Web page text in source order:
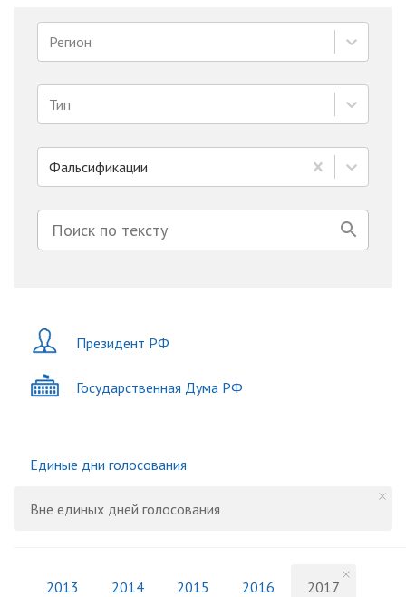
Регион
Тип
Фальсификации
Президент РФ
Государственная Дума РФ
Единые дни голосования
Вне единых дней голосования
2013 2014 2015 2016 2017